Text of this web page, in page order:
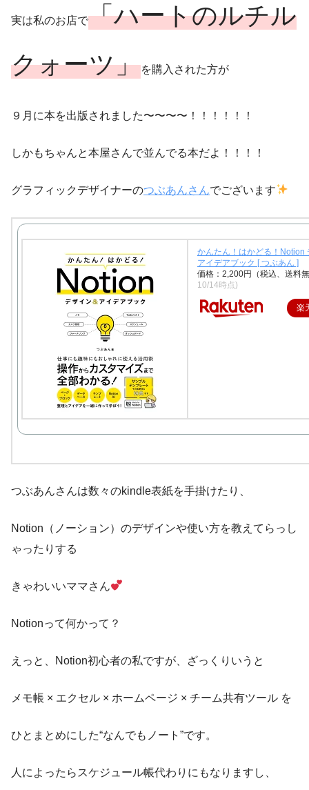
実は私のお店で「ハートのルチル
クォーツ」を購入された方が
９月に本を出版されました〜〜〜〜！！！！！！
しかもちゃんと本屋さんで並んでる本だよ！！！！
グラフィックデザイナーのつぶあんさんでございます
かんたん！はかどる！Notion
アイデアブック [ つぶあん ]
価格：2,200円（税込、送料
10/14時点)
楽
つぶあんさんは数々のkindle表紙を手掛けたり、
Notion（ノーション）のデザインや使い方を教えてらっし
ゃったりする
きゃわいいママさん
Notionって何かって？
えっと、Notion初心者の私ですが、ざっくりいうと
メモ帳 × エクセル × ホームページ × チーム共有ツール を
ひとまとめにした“なんでもノート”です。
人によったらスケジュール帳代わりにもなりますし、